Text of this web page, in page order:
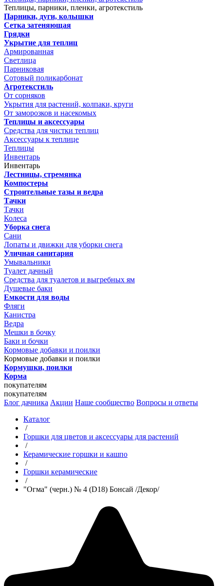
Теплицы, парники, пленки, агротекстиль
Парники, дуги, колышки
Сетка затеняющая
Грядки
Укрытие для теплиц
Армированная
Светлица
Парниковая
Сотовый поликарбонат
Агротекстиль
От сорняков
Укрытия для растений, колпаки, круги
От заморозков и насекомых
Теплицы и аксессуары
Средства для чистки теплиц
Аксессуары к теплице
Теплицы
Инвентарь
Инвентарь
Лестницы, стремянка
Компостеры
Строительные тазы и ведра
Тачки
Тачки
Колеса
Уборка снега
Сани
Лопаты и движки для уборки снега
Уличная санитария
Умывальники
Туалет дачный
Средства для туалетов и выгребных ям
Душевые баки
Емкости для воды
Фляги
Канистра
Ведра
Мешки в бочку
Баки и бочки
Кормовые добавки и поилки
Кормовые добавки и поилки
Кормушки, поилки
Корма
покупателям
покупателям
Блог дачника Акции Наше сообщество Вопросы и ответы
Каталог
/
Горшки для цветов и аксессуары для растений
/
Керамические горшки и кашпо
/
Горшки керамические
/
"Огма" (черн.) № 4 (D18) Бонсай /Декор/